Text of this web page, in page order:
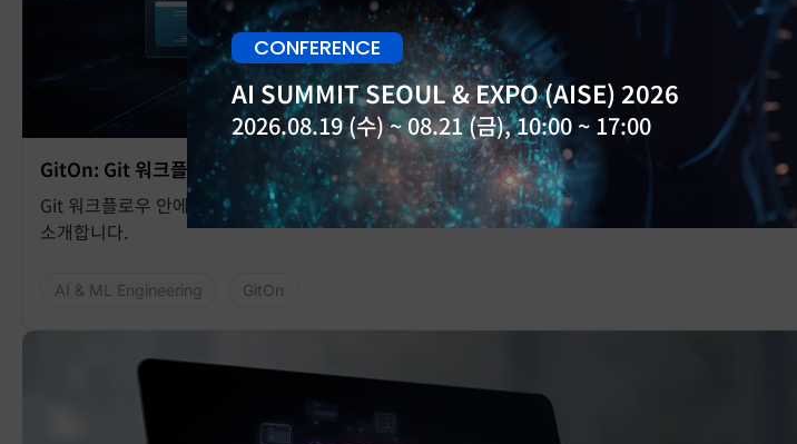
GitOn: Git 워크플로우 안에서 실행되는 AI 개발 환경
Git 워크플로우 안에서 AI를 활용해 자연어 검색, PR 자동화, AI 유저로 개발 생산성을 높이는 방법을
소개합니다.
AI & ML Engineering GitOn
CONFERENCE
AI SUMMIT SEOUL & EXPO (AISE) 2026
2026.08.19 (수) ~ 08.21 (금), 10:00 ~ 17:00